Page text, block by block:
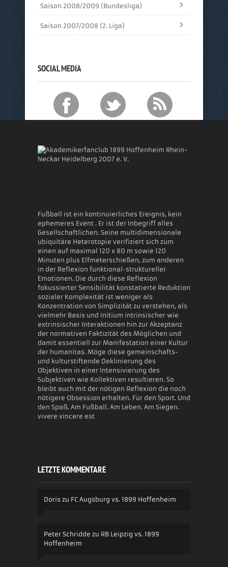
Saison 2008/2009 (Bundesliga)
Saison 2007/2008 (2. Liga)
SOCIAL MEDIA
Akademikerfanclub 1899 Hoffenheim Rhein-
Neckar Heidelberg 2007 e. V.
Fußball ist ein kontinuierliches Ereignis, kein
ephemeres Event . Er ist der Inbegriff alles
Gesellschaftlichen. Seine multidimensionale
ubiquitäre Heterotopie verifiziert sich zum
einen auf maximal 120 x 80 m sowie 120
Minuten plus Elfmeterschießen, zum anderen
in der Reflexion funktional-struktureller
Emotionen. Die durch diese Reflexion
fokussierter Sensibilität konstatierte Reduktion
sozialer Komplexität ist weniger als
Konzentration von Simplizität zu verstehen, als
vielmehr Basis und Initium intrinsischer wie
extrinsischer Interaktionen hin zur Akzeptanz
der normativen Faktizität des Möglichen und
damit essentiell zur Manifestation einer Kultur
der humanitas. Möge diese gemeinschafts-
und kulturstiftende Deklinierung des
Objektiven in einer Intensivierung des
Subjektiven wie Kollektiven resultieren. So
bleibt auch mit der nötigen Reflexion die noch
nötigere Obsession erhalten. Für den Sport. Und
den Spaß. Am Fußball. Am Leben. Am Siegen.
vivere vincere est
LETZTE KOMMENTARE
Doris zu FC Augsburg vs. 1899 Hoffenheim
Peter Schridde zu RB Leipzig vs. 1899
Hoffenheim